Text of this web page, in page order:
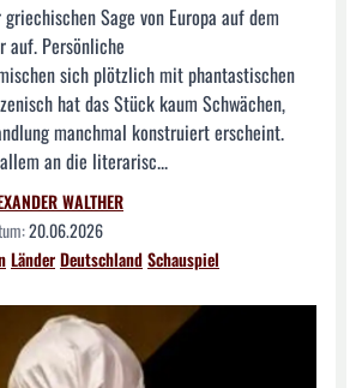
Sage von Europa auf dem
Persönliche
sich plötzlich mit phantastischen
hat das Stück kaum Schwächen,
manchmal konstruiert erscheint.
an die literarisc...
WALTHER
20.06.2026
LänderDeutschlandSchauspiel